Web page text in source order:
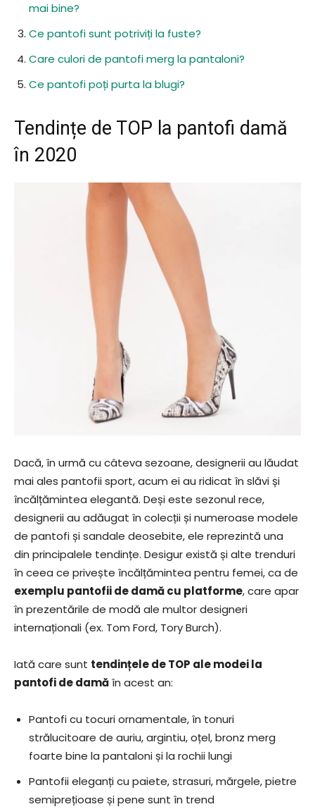
mai bine?
Ce pantofi sunt potriviți la fuste?
Care culori de pantofi merg la pantaloni?
Ce pantofi poți purta la blugi?
Tendințe de TOP la pantofi damă
în 2020
Dacă, în urmă cu câteva sezoane, designerii au lăudat
mai ales pantofii sport, acum ei au ridicat în slăvi și
încălțămintea elegantă. Deși este sezonul rece,
designerii au adăugat în colecții și numeroase modele
de pantofi și sandale deosebite, ele reprezintă una
din principalele tendințe. Desigur există și alte trenduri
în ceea ce privește încălțămintea pentru femei, ca de
exemplu pantofii de damă cu platforme, care apar
în prezentările de modă ale multor designeri
internaționali (ex. Tom Ford, Tory Burch).
Iată care sunt tendințele de TOP ale modei la
pantofi de damăîn acest an:
Pantofi cu tocuri ornamentale, în tonuri
strălucitoare de auriu, argintiu, oțel, bronz merg
foarte bine la pantaloni și la rochii lungi
Pantofii eleganți cu paiete, strasuri, mărgele, pietre
semiprețioase și pene sunt în trend